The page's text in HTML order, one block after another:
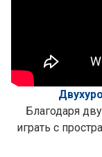
Благодаря
играть с